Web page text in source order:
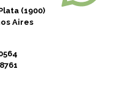
(1900)
Aires